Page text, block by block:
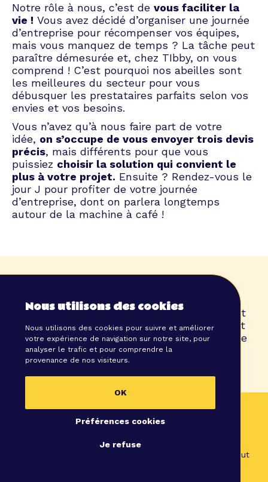
Nous utilisons des cookies
Nous utilisons des cookies pour suivre et améliorer
votre expérience de navigation sur notre site, pour
analyser le trafic et pour comprendre la
provenance de nos visiteurs.
OK
Je refuse
Préférences cookies
Notre rôle à nous, c’est de vous faciliter la
vie ! Vous avez décidé d’organiser une journée
d’entreprise pour récompenser vos équipes,
mais vous manquez de temps ? La tâche peut
paraître démesurée et, chez TIbby, on vous
comprend ! C’est pourquoi nos abeilles sont
les meilleures du secteur pour vous
débusquer les prestataires parfaits selon vos
envies et vos besoins.
Vous n’avez qu’à nous faire part de votre
idée, on s’occupe de vous envoyer trois devis
précis, mais différents pour que vous
puissiez choisir la solution qui convient le
plus à votre projet. Ensuite ? Rendez-vous le
jour J pour profiter de votre journée
d’entreprise, dont on parlera longtemps
autour de la machine à café !
Les propositions que vous allez recevoir vont
du transport à la location du lieu en passant
par le traiteur. Vous n’avez à vous occuper de
rien
Tous les secrets de l’évènementiel
organiser un évènement réussi, concilier bon pour la
planète et bon pour l’humain... nous vous dévoilons tout